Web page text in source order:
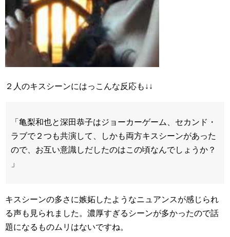
２人のキスシーンにはっこんな反応も↓↓
「亀梨和也と深田恭子はジョーカーゲーム、セカンド・
ラブで２つも共演して、しかも両方キスシーンがあった
ので、お互い意識しだしたのはこの頃なんでしょうか？
」
キスシーンの多さに嫉妬したようなニュアンスが感じられ
る声も見られました。濃厚すぎるシーンが多かったので話
題になるものムリはないですね。